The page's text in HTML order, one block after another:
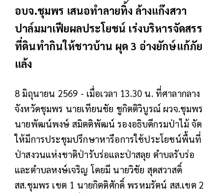
อบจ.ชุมพร เสนอทำลายทิ้ง ล้างแก๊งสวา
ปาล์มมาเฟียผลประโยชน์ เร่งบริหารจัดสรร
ที่ดินทำกินให้ชาวบ้าน ผุด 3 อ่างยักษ์แก้ภัย
แล้ง
8 มิถุนายน 2569 - เมื่อเวลา 13.30 น. ที่ศาลากลาง
จังหวัดชุมพร นายเทียนชัย ชูกิตติวิบูรณ์ ผวจ.ชุมพร
นายพัฒน์พงษ์ สมิตติพัฒน์ รองอธิบดีกรมป่าไม้ จัด
ให้มีการประชุมปรึกษาหารือการใช้ประโยชน์พื้นที่
ป่าสงวนแห่งชาติป่ารับร่อและป่าสลุย ตำบลรับร่อ
และตำบลหงษ์เจริญ โดยมี นายวิชัย สุดสวาสดิ์
สส.ชุมพร เขต 1 นายกิตติศักดิ์ พรหมรัตน์ สส.เขต 2